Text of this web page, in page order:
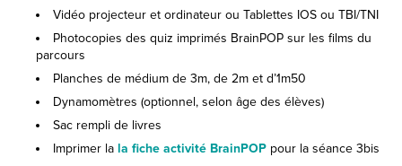
Vidéo projecteur et ordinateur ou Tablettes IOS ou TBI/TNI
Photocopies des quiz imprimés BrainPOP sur les films du
parcours
Planches de médium de 3m, de 2m et d’1m50
Dynamomètres (optionnel, selon âge des élèves)
Sac rempli de livres
Imprimer la la fiche activité BrainPOP pour la séance 3bis